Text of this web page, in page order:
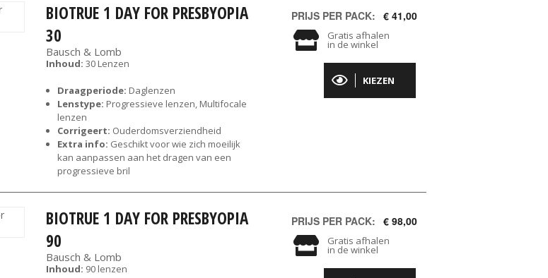
NIEUWE KLANT
MELD JE AAN
BIOTRUE 1 DAY FOR PRESBYOPIA
30
Bausch & Lomb
Inhoud: 30 Lenzen
Draagperiode: Daglenzen
Lenstype: Progressieve lenzen, Multifocale
lenzen
Corrigeert: Ouderdomsverziendheid
Extra info: Geschikt voor wie zich moeilijk
kan aanpassen aan het dragen van een
progressieve bril
PRIJS PER PACK: € 41,00
Gratis afhalen
in de winkel
KIEZEN
BIOTRUE 1 DAY FOR PRESBYOPIA
90
Bausch & Lomb
Inhoud: 90 lenzen
PRIJS PER PACK: € 98,00
Gratis afhalen
in de winkel